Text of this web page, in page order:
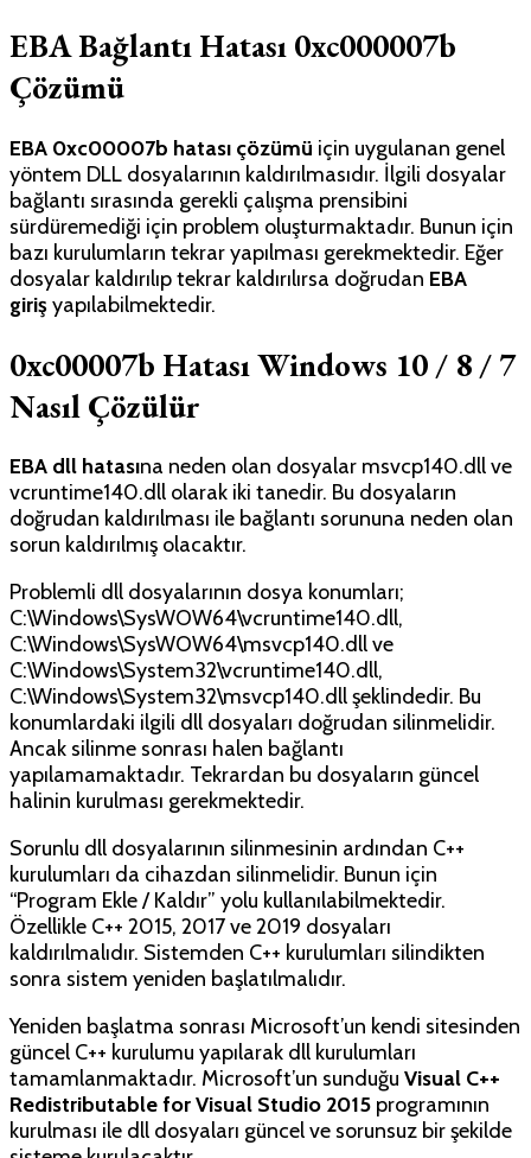
EBA Bağlantı Hatası 0xc000007b
Çözümü
EBA 0xc00007b hatası çözümü için uygulanan genel
yöntem DLL dosyalarının kaldırılmasıdır. İlgili dosyalar
bağlantı sırasında gerekli çalışma prensibini
sürdüremediği için problem oluşturmaktadır. Bunun için
bazı kurulumların tekrar yapılması gerekmektedir. Eğer
dosyalar kaldırılıp tekrar kaldırılırsa doğrudan EBA
giriş yapılabilmektedir.
0xc00007b Hatası Windows 10 / 8 / 7
Nasıl Çözülür
EBA dll hatasına neden olan dosyalar msvcp140.dll ve
vcruntime140.dll olarak iki tanedir. Bu dosyaların
doğrudan kaldırılması ile bağlantı sorununa neden olan
sorun kaldırılmış olacaktır.
Problemli dll dosyalarının dosya konumları;
C:\Windows\SysWOW64\vcruntime140.dll,
C:\Windows\SysWOW64\msvcp140.dll ve
C:\Windows\System32\vcruntime140.dll,
C:\Windows\System32\msvcp140.dll şeklindedir. Bu
konumlardaki ilgili dll dosyaları doğrudan silinmelidir.
Ancak silinme sonrası halen bağlantı
yapılamamaktadır. Tekrardan bu dosyaların güncel
halinin kurulması gerekmektedir.
Sorunlu dll dosyalarının silinmesinin ardından C++
kurulumları da cihazdan silinmelidir. Bunun için
“Program Ekle / Kaldır” yolu kullanılabilmektedir.
Özellikle C++ 2015, 2017 ve 2019 dosyaları
kaldırılmalıdır. Sistemden C++ kurulumları silindikten
sonra sistem yeniden başlatılmalıdır.
Yeniden başlatma sonrası Microsoft’un kendi sitesinden
güncel C++ kurulumu yapılarak dll kurulumları
tamamlanmaktadır. Microsoft’un sunduğu Visual C++
Redistributable for Visual Studio 2015 programının
kurulması ile dll dosyaları güncel ve sorunsuz bir şekilde